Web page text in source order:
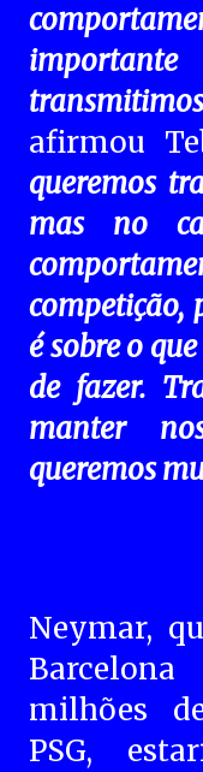
afirmou
queremos
mas no
é sobre o
de fazer.
manter
queremos
Neymar,
milhões
PSG,